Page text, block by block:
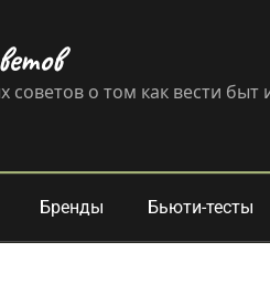
советов о том как вести быт
Бренды Бьюти-тесты